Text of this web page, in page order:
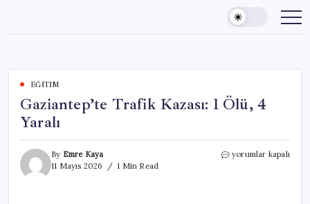
content
EĞITIM
Gaziantep’te Trafik Kazası: 1 Ölü, 4
Yaralı
By Emre Kaya
11 Mayıs 2026
1 Min Read
Gaziantep’te
yorumlar kapalı